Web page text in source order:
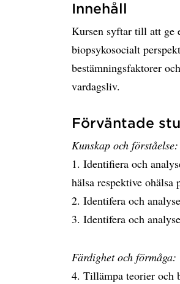
Innehåll
Kursen syftar till att ge
biopsykosocialt
bestämningsfaktorer
vardagsliv.
Förväntade
Kunskap och förståelse:
1. Identifiera och
hälsa respektive
2. Identifera och
3. Identifera och
Färdighet och förmåga:
4. Tillämpa teorier och